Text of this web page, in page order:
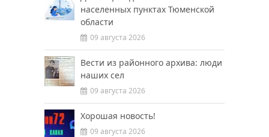
населенных пунктах Тюменской
области
09 августа 2026
Вести из районного архива: люди
наших сел
09 августа 2026
Хорошая новость!
09 августа 2026